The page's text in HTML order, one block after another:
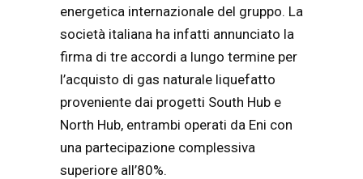
energetica internazionale del gruppo. La
società italiana ha infatti annunciato la
firma di tre accordi a lungo termine per
l’acquisto di gas naturale liquefatto
proveniente dai progetti South Hub e
North Hub, entrambi operati da Eni con
una partecipazione complessiva
superiore all’80%.